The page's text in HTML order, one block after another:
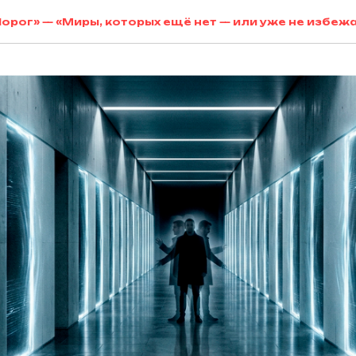
— «Миры, которых ещё нет — или уже не